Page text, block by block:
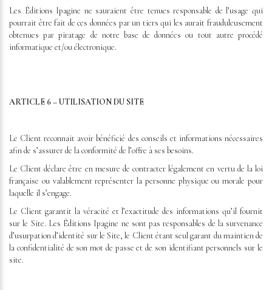
Les Éditions Ipagine ne sauraient être tenues responsable de l’usage qui
pourrait être fait de ces données par un tiers qui les aurait frauduleusement
obtenues par piratage de notre base de données ou tout autre procédé
informatique et/ou électronique.
ARTICLE 6 – UTILISATION DU SITE
Le Client reconnait avoir bénéficié des conseils et informations nécessaires
afin de s’assurer de la conformité de l’offre à ses besoins.
Le Client déclare être en mesure de contracter légalement en vertu de la loi
française ou valablement représenter la personne physique ou morale pour
laquelle il s’engage.
Le Client garantit la véracité et l’exactitude des informations qu’il fournit
sur le Site. Les Éditions Ipagine ne sont pas responsables de la survenance
d’usurpation d’identité sur le Site, le Client étant seul garant du maintien de
la confidentialité de son mot de passe et de son identifiant personnels sur le
site.